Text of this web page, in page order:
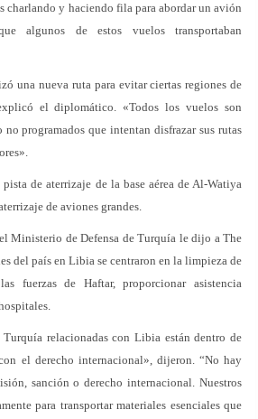
charlando y haciendo fila para abordar un avión
algunos de estos vuelos transportaban
una nueva ruta para evitar ciertas regiones de
el diplomático. «Todos los vuelos son
no programados que intentan disfrazar sus rutas
de aterrizaje de la base aérea de Al-Watiya
de aviones grandes.
Ministerio de Defensa de Turquía le dijo a The
del país en Libia se centraron en la limpieza de
fuerzas de Haftar, proporcionar asistencia
relacionadas con Libia están dentro de
el derecho internacional», dijeron. “No hay
sanción o derecho internacional. Nuestros
para transportar materiales esenciales que